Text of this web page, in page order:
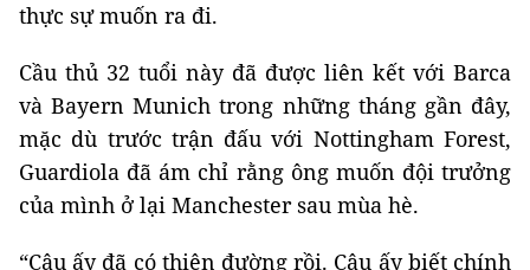
thực sự muốn ra đi.
Cầu thủ 32 tuổi này đã được liên kết với Barca
và Bayern Munich trong những tháng gần đây,
mặc dù trước trận đấu với Nottingham Forest,
Guardiola đã ám chỉ rằng ông muốn đội trưởng
của mình ở lại Manchester sau mùa hè.
“Cậu ấy đã có thiên đường rồi. Cậu ấy biết chính